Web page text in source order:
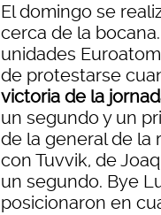
El domingo se
cerca de la
unidades
de protestarse
victoria de la
un segundo y un
de la general de la
con Tuvvik, de
un segundo. Bye
posicionaron en